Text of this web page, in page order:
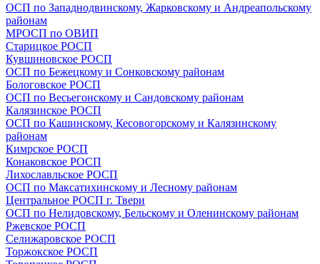
ОСП по Западнодвинскому, Жарковскому и Андреапольскому
районам
МРОСП по ОВИП
Старицкое РОСП
Кувшиновское РОСП
ОСП по Бежецкому и Сонковскому районам
Бологовское РОСП
ОСП по Весьегонскому и Сандовскому районам
Калязинское РОСП
ОСП по Кашинскому, Кесовогорскому и Калязинскому
районам
Кимрское РОСП
Конаковское РОСП
Лихославльское РОСП
ОСП по Максатихинскому и Лесному районам
Центральное РОСП г. Твери
ОСП по Нелидовскому, Бельскому и Оленинскому районам
Ржевское РОСП
Селижаровское РОСП
Торжокское РОСП